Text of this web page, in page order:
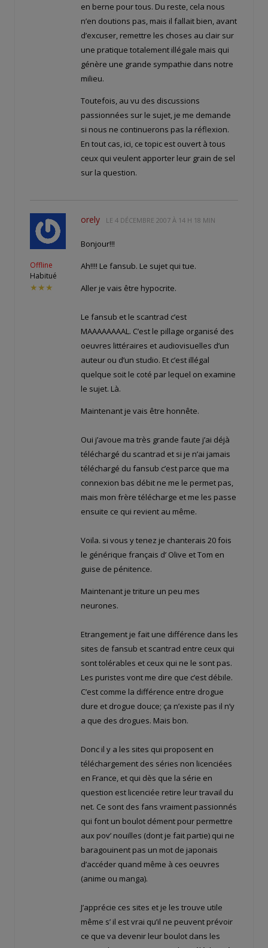
en berne pour tous. Du reste, cela nous
n’en doutions pas, mais il fallait bien, avant
d’excuser, remettre les choses au clair sur
une pratique totalement illégale mais qui
génère une grande sympathie dans notre
milieu.
Toutefois, au vu des discussions
passionnées sur le sujet, je me demande
si nous ne continuerons pas la réflexion.
En tout cas, ici, ce topic est ouvert à tous
ceux qui veulent apporter leur grain de sel
sur la question.
Offline
Habitué
★★★
orely LE 4 DÉCEMBRE 2007 À 14 H 18 MIN
Bonjour!!!
Ah!!!! Le fansub. Le sujet qui tue.
Aller je vais être hypocrite.
Le fansub et le scantrad c’est
MAAAAAAAAL. C’est le pillage organisé des
oeuvres littéraires et audiovisuelles d’un
auteur ou d’un studio. Et c’est illégal
quelque soit le coté par lequel on examine
le sujet. Là.
Maintenant je vais être honnête.
Oui j’avoue ma très grande faute j’ai déjà
téléchargé du scantrad et si je n’ai jamais
téléchargé du fansub c’est parce que ma
connexion bas débit ne me le permet pas,
mais mon frère télécharge et me les passe
ensuite ce qui revient au même.
Voila. si vous y tenez je chanterais 20 fois
le générique français d’ Olive et Tom en
guise de pénitence.
Maintenant je triture un peu mes
neurones.
Etrangement je fait une différence dans les
sites de fansub et scantrad entre ceux qui
sont tolérables et ceux qui ne le sont pas.
Les puristes vont me dire que c’est débile.
C’est comme la différence entre drogue
dure et drogue douce; ça n’existe pas il n’y
a que des drogues. Mais bon.
Donc il y a les sites qui proposent en
téléchargement des séries non licenciées
en France, et qui dès que la série en
question est licenciée retire leur travail du
net. Ce sont des fans vraiment passionnés
qui font un boulot dément pour permettre
aux pov’ nouilles (dont je fait partie) qui ne
baragouinent pas un mot de japonais
d’accéder quand même à ces oeuvres
(anime ou manga).
J’apprécie ces sites et je les trouve utile
même s’ il est vrai qu’il ne peuvent prévoir
ce que va devenir leur boulot dans les